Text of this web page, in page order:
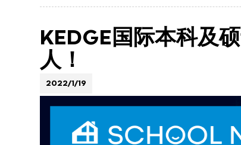
KEDGE国际本科及
人！
2022/1/19